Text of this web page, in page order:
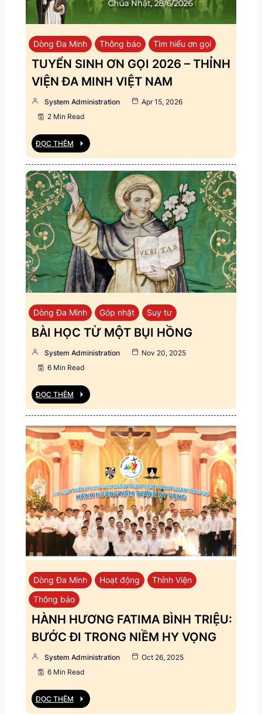
Dòng Đa Minh Thông báo Tìm hiểu ơn gọi
TUYỂN SINH ƠN GỌI 2026 – THỈNH
VIỆN ĐA MINH VIỆT NAM
System Administration
Apr 15, 2026
2 Min Read
ĐỌC THÊM
Dòng Đa Minh Góp nhặt Suy tư
BÀI HỌC TỪ MỘT BỤI HỒNG
System Administration
Nov 20, 2025
6 Min Read
ĐỌC THÊM
Dòng Đa Minh Hoạt động
Thỉnh Viện
Thông báo
HÀNH HƯƠNG FATIMA BÌNH TRIỆU:
BƯỚC ĐI TRONG NIỀM HY VỌNG
System Administration
Oct 26, 2025
6 Min Read
ĐỌC THÊM